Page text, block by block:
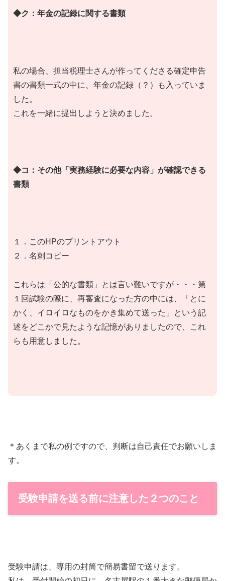
◆ク：年金の記録に関する書類
私の場合、担当税理士さんが作ってくださる確定申告
書の書類一式の中に、年金の記録（？）も入っていま
した。
これを一緒に提出しようと決めました。
◆コ：その他「実務経験に必要な内容」が確認できる
書類
１．このHPのプリントアウト
２．名刺コピー
これらは「公的な書類」とは言い難いですが・・・第
１回試験の際に、再審査になった方の中には、「とに
かく、イロイロなものをかき集めて送った」という記
述をどこかで見たような記憶がありましたので、これ
らも用意しました。
＊あくまで私の例ですので、判断は自己責任でお願いしま
す。
受験申請を送る前に注意した２つのこと
受験申請は、専用の封筒で簡易書留で送ります。